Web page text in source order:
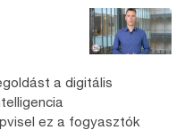
a digitális
ez a fogyasztók